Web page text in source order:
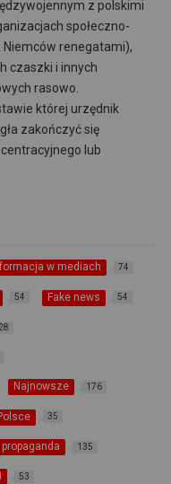
z polskimi
społeczno-
renegatami),
czaszki i innych
rasowo.
której urzędnik
zakończyć się
lub
w mediach 74
54 Fake news 54
Najnowsze 176
35
135
53